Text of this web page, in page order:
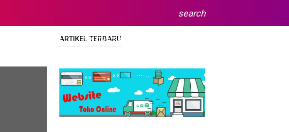
SMA/SMK/SLTA DIPLOMA/SARJANA
search
ARTIKEL TERBARU